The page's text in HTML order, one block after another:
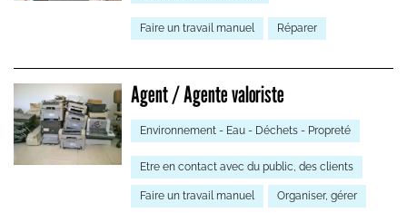
Faire un travail manuel Réparer
Agent / Agente valoriste
Environnement - Eau - Déchets - Propreté
Etre en contact avec du public, des clients
Faire un travail manuel Organiser, gérer